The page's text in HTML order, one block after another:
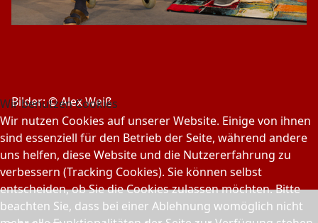
Bilder: © Alex Weiß
Wir benutzen Cookies
Wir nutzen Cookies auf unserer Website. Einige von ihnen
sind essenziell für den Betrieb der Seite, während andere
uns helfen, diese Website und die Nutzererfahrung zu
verbessern (Tracking Cookies). Sie können selbst
entscheiden, ob Sie die Cookies zulassen möchten. Bitte
beachten Sie, dass bei einer Ablehnung womöglich nicht